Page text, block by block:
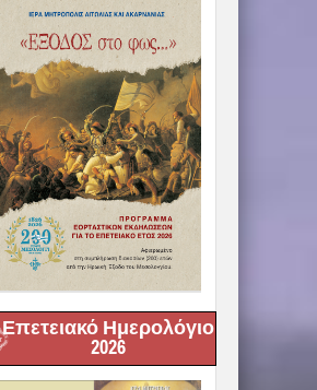
Επετειακό Ημερολόγιο
2026